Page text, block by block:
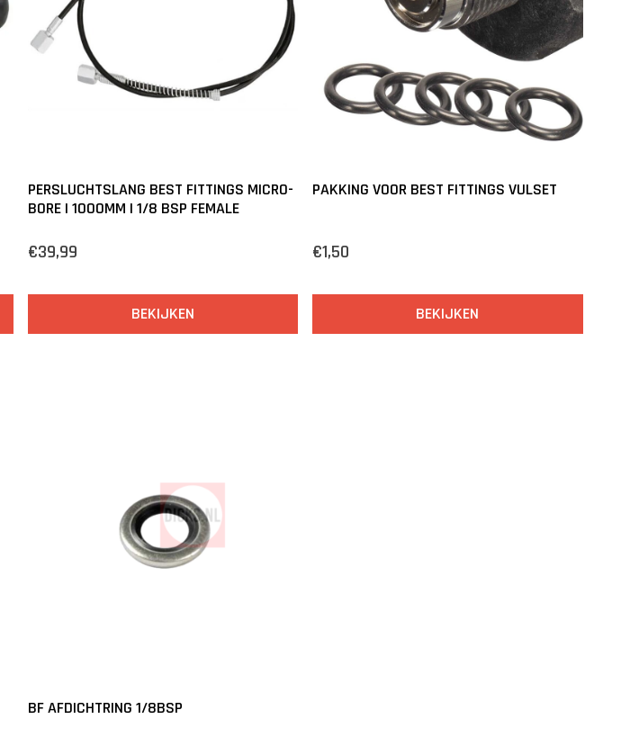
PERSLUCHTSLANG BEST FITTINGS MICRO-
BORE | 1000MM | 1/8 BSP FEMALE
€39,99
BEKIJKEN
PAKKING VOOR BEST FITTINGS VULSET
€1,50
BEKIJKEN
BF AFDICHTRING 1/8BSP